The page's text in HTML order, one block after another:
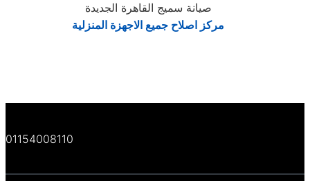
صيانة سميج القاهرة الجديدة
مركز اصلاح جميع الاجهزة المنزلية
01154008110